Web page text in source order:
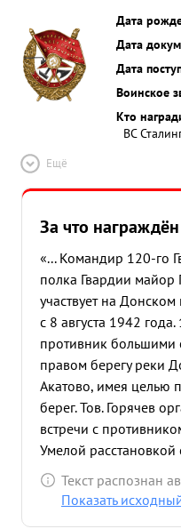
Дата
Дата
Дата
Воинское
Кто
ВС
Ещё
За что награждён
«... Командир 120-го
полка Гвардии майор
участвует на
с 8 августа 1942
противник большими
правом берегу реки
Акатово, имея целью
берег. Тов. Горячев
встречи с
Умелой
противника
отбиты, при этом
Текст распознан
Показать